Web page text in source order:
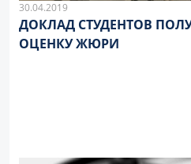
30.04.2019
ДОКЛАД СТУДЕНТОВ
ОЦЕНКУ ЖЮРИ